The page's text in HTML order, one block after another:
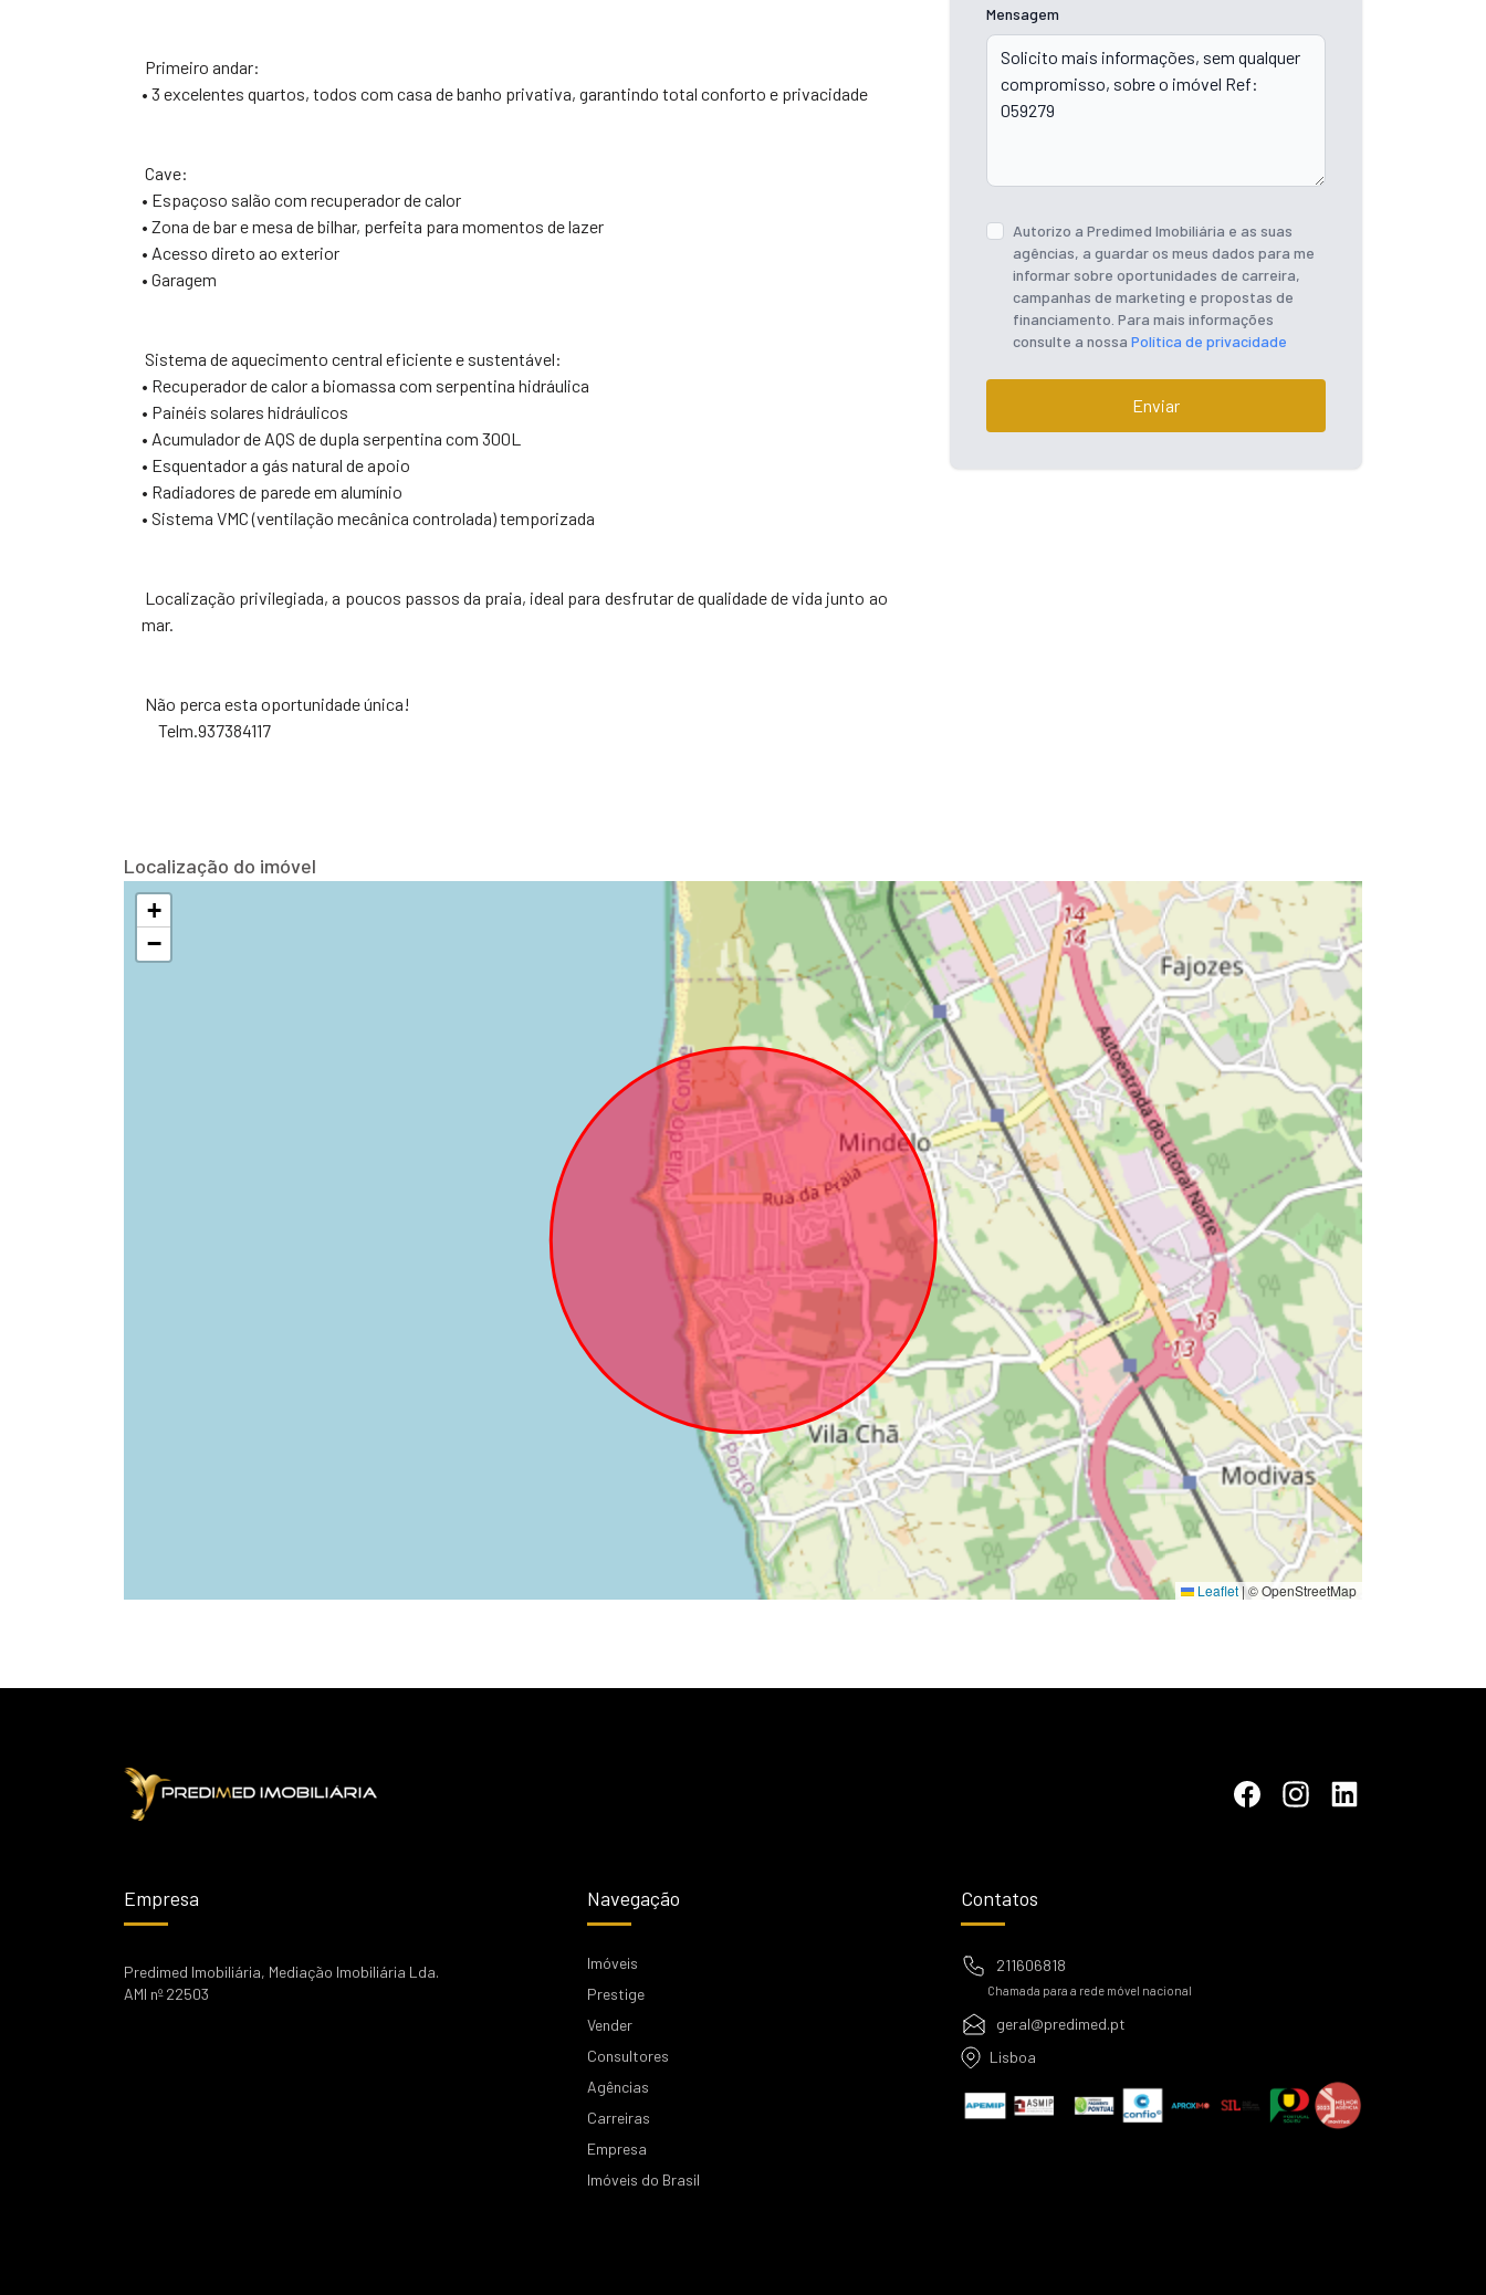
Primeiro andar:
• 3 excelentes quartos, todos com casa de banho privativa, garantindo total conforto e privacidade
Cave:
• Espaçoso salão com recuperador de calor
• Zona de bar e mesa de bilhar, perfeita para momentos de lazer
• Acesso direto ao exterior
• Garagem
Sistema de aquecimento central eficiente e sustentável:
• Recuperador de calor a biomassa com serpentina hidráulica
• Painéis solares hidráulicos
• Acumulador de AQS de dupla serpentina com 300L
• Esquentador a gás natural de apoio
• Radiadores de parede em alumínio
• Sistema VMC (ventilação mecânica controlada) temporizada
Localização privilegiada, a poucos passos da praia, ideal para desfrutar de qualidade de vida junto ao
mar.
Não perca esta oportunidade única!
Telm.937384117
Mensagem
Autorizo a Predimed Imobiliária e as suas
agências, a guardar os meus dados para me
informar sobre oportunidades de carreira,
campanhas de marketing e propostas de
financiamento. Para mais informações
consulte a nossa Política de privacidade
Enviar
Localização do imóvel
+
−
Leaflet|© OpenStreetMap
Empresa
Predimed Imobiliária, Mediação Imobiliária Lda.
AMI nº 22503
Navegação
Imóveis
Prestige
Vender
Consultores
Agências
Carreiras
Empresa
Imóveis do Brasil
Contatos
211606818
Chamada para a rede móvel nacional
geral@predimed.pt
Lisboa